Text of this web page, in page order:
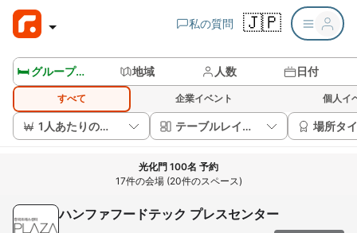
私の質問 🇯🇵
🛏️ グループルームを見る 地域 人数 日付
すべて 企業イベント 個人イ
1人あたりの価格 テーブルレイアウト 場所タ
光化門 100名 予約
17件の会場 (20件のスペース)
ハンファフードテック プレスセンター